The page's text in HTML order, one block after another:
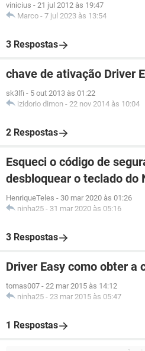
vinicius - 21 jul 2012 às 19:47
Marco - 7 jul 2023 às 13:54
3 Respostas
chave de ativação Driver
sk3lfi - 5 out 2013 às 01:22
izidorio dimon - 22 nov 2014 às 10:04
2 Respostas
Esqueci o código de
desbloquear o teclado do
HenriqueTeles - 30 mar 2020 às 01:26
ninha25 - 31 mar 2020 às 05:16
3 Respostas
Driver Easy como obter a
tomas007 - 22 mar 2015 às 14:12
ninha25 - 23 mar 2015 às 05:47
1 Respostas